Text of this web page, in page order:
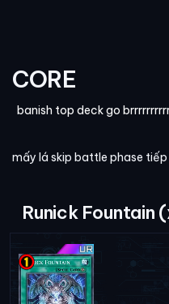
CORE
banish top deck go
mấy lá skip battle phase
Runick Fountain